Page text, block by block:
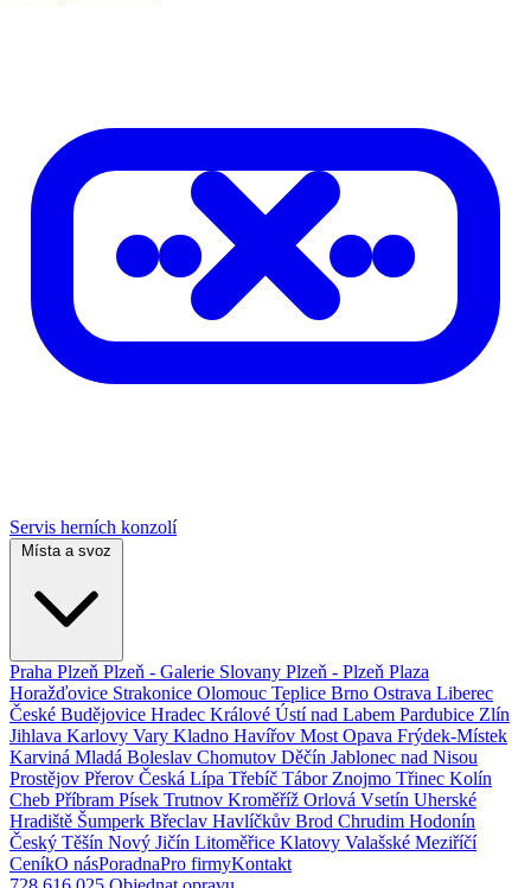
Servis herních konzolí
Místa a svoz
Praha Plzeň Plzeň - Galerie Slovany Plzeň - Plzeň Plaza
Horažďovice Strakonice Olomouc Teplice Brno Ostrava Liberec
České Budějovice Hradec Králové Ústí nad Labem Pardubice Zlín
Jihlava Karlovy Vary Kladno Havířov Most Opava Frýdek-Místek
Karviná Mladá Boleslav Chomutov Děčín Jablonec nad Nisou
Prostějov Přerov Česká Lípa Třebíč Tábor Znojmo Třinec Kolín
Cheb Příbram Písek Trutnov Kroměříž Orlová Vsetín Uherské
Hradiště Šumperk Břeclav Havlíčkův Brod Chrudim Hodonín
Český Těšín Nový Jičín Litoměřice Klatovy Valašské Meziříčí
CeníkO násPoradnaPro firmyKontakt